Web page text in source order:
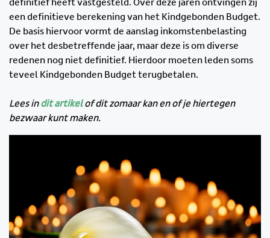
definitief heeft vastgesteld. Over deze jaren ontvingen zij
een definitieve berekening van het Kindgebonden Budget.
De basis hiervoor vormt de aanslag inkomstenbelasting
over het desbetreffende jaar, maar deze is om diverse
redenen nog niet definitief. Hierdoor moeten leden soms
teveel Kindgebonden Budget terugbetalen.
Lees indit artikelof dit zomaar kan en of je hiertegen
bezwaar kunt maken.